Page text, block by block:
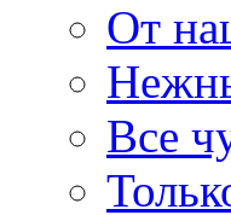
От
Все